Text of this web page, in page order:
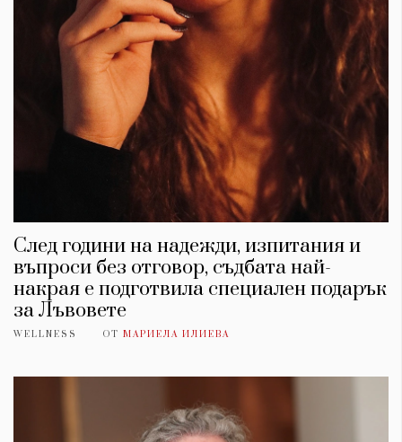
След години на надежди, изпитания и
въпроси без отговор, съдбата най-
накрая е подготвила специален подарък
за Лъвовете
WELLNESS ОТ МАРИЕЛА ИЛИЕВА